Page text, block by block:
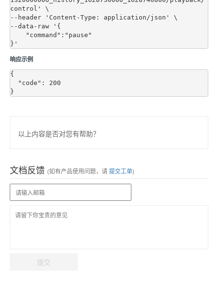
control' \
--header 'Content-Type: application/json' \
--data-raw '{
响应示例
{
以上内容是否对您有帮助？
文档反馈 (如有产品使用问题，请提交工单)
提交